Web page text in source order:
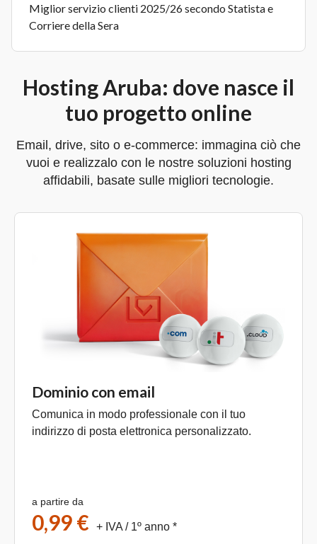
Miglior servizio clienti 2025/26 secondo Statista e
Corriere della Sera
Hosting Aruba: dove nasce il
tuo progetto online
Email, drive, sito o e-commerce: immagina ciò che
vuoi e realizzalo con le nostre soluzioni hosting
affidabili, basate sulle migliori tecnologie.
Dominio con email
Comunica in modo professionale con il tuo
indirizzo di posta elettronica personalizzato.
a partire da
0,99 € + IVA / 1º anno *